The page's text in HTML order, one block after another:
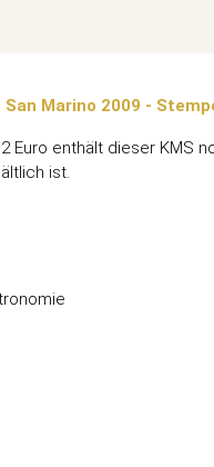
Marino 2009 -
Euro enthält dieser KMS
ist.